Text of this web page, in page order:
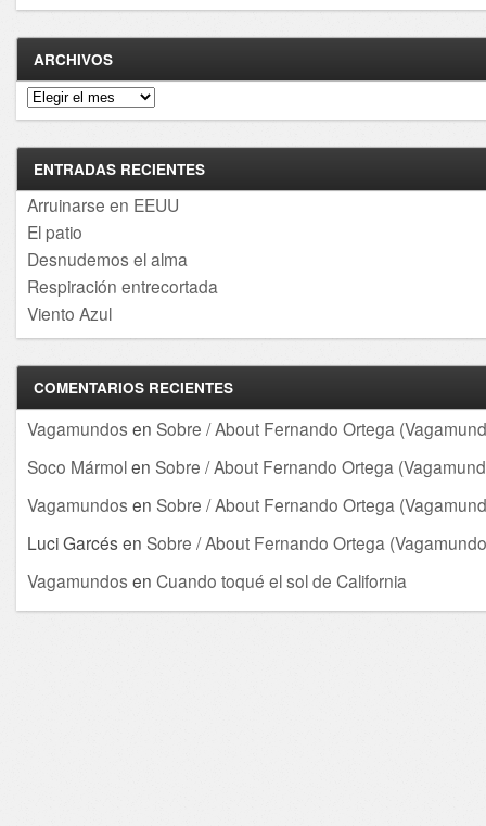
ARCHIVOS
Archivos
ENTRADAS RECIENTES
Arruinarse en EEUU
El patio
Desnudemos el alma
Respiración entrecortada
Viento Azul
COMENTARIOS RECIENTES
Vagamundos en Sobre / About Fernando Ortega
Soco Mármolen Sobre / About Fernando Ortega
Vagamundos en Sobre / About Fernando Ortega
Luci Garcés en Sobre / About Fernando Ortega
Vagamundos en Cuando toqué el sol de California